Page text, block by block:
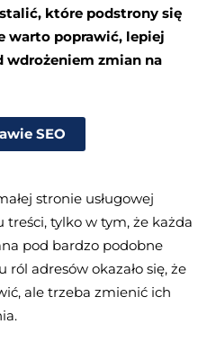
które podstrony się
warto poprawić, lepiej
wdrożeniem zmian na
SEO
stronie usługowej
treści, tylko w tym, że każda
pod bardzo podobne
ról adresów okazało się, że
ale trzeba zmienić ich